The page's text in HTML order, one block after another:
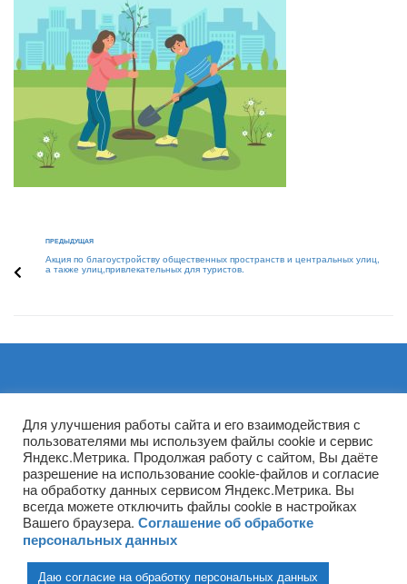
ПРЕДЫДУЩАЯ
Акция по благоустройству общественных пространств и центральных улиц,
а также улиц,привлекательных для туристов.
Архивы
(ГПОУ ТО «НТПБ») 2020 г. ©
Для улучшения работы сайта и его взаимодействия с
пользователями мы используем файлы cookie и сервис
Яндекс.Метрика. Продолжая работу с сайтом, Вы даёте
разрешение на использование cookie-файлов и согласие
на обработку данных сервисом Яндекс.Метрика. Вы
всегда можете отключить файлы cookie в настройках
Вашего браузера. Соглашение об обработке
персональных данных
Даю согласие на обработку персональных данных